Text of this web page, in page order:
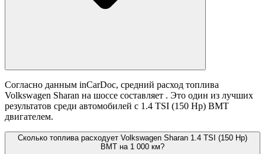
Согласно данным inCarDoc, средний расход топлива
Volkswagen Sharan на шоссе составляет . Это один из лучших
результатов среди автомобилей с 1.4 TSI (150 Hp) BMT
двигателем.
Сколько топлива расходует Volkswagen Sharan 1.4 TSI (150 Hp)
BMT на 1 000 км?